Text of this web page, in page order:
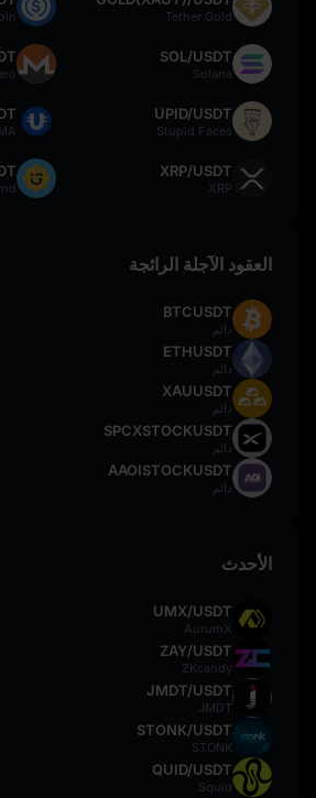
Tether Gold
SOL/USDT
Solana
UPID/USDT
Stupid Faces
XRP/USDT
XRP
العقود الآجلة الرائجة
BTCUSDT
دائم
ETHUSDT
دائم
XAUUSDT
دائم
SPCXSTOCKUSDT
دائم
AAOISTOCKUSDT
دائم
الأحدث
UMX/USDT
AurumX
ZAY/USDT
ZKcandy
JMDT/USDT
JMDT
STONK/USDT
STONK
QUID/USDT
Squid